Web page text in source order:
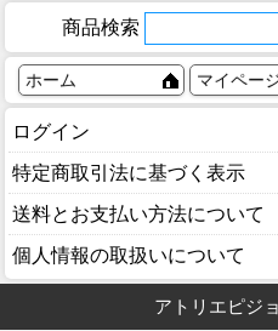
商品検索
ホーム マイペー
ログイン
特定商取引法に基づく表示
送料とお支払い方法について
個人情報の取扱いについて
アトリエピジ